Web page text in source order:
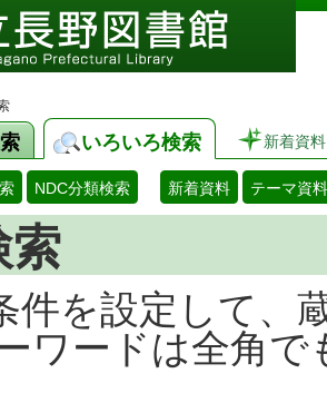
いろいろ検索 新着資料
NDC分類検索 新着資料 テーマ資料
索
件を設定して、
ワードは全角